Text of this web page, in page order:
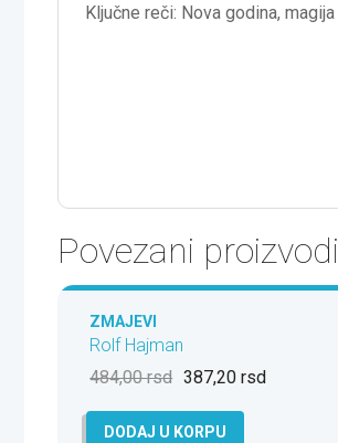
Ključne reči: Nova godina, magija
Povezani proizvodi
ZMAJEVI
Rolf Hajman
484,00rsd 387,20rsd
DODAJ U KORPU